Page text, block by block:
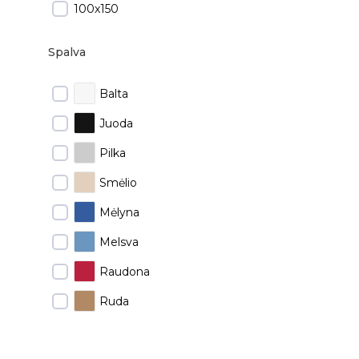
100x150
Spalva
Balta
Juoda
Pilka
Smėlio
Mėlyna
Melsva
Raudona
Ruda